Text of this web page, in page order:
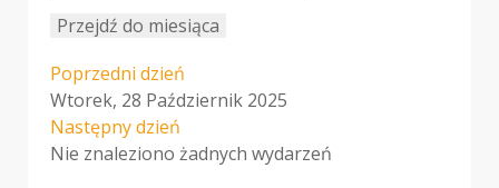
Przejdź do miesiąca
Poprzedni dzień
Wtorek, 28 Październik 2025
Następny dzień
Nie znaleziono żadnych wydarzeń